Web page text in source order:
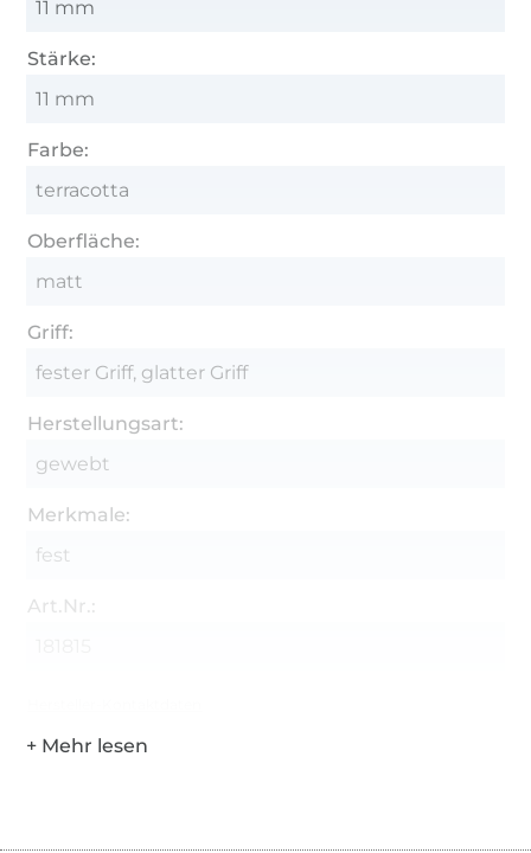
11 mm
Stärke:
11 mm
Farbe:
terracotta
Oberfläche:
matt
Griff:
fester Griff, glatter Griff
Herstellungsart:
gewebt
Merkmale:
fest
Art.Nr.: